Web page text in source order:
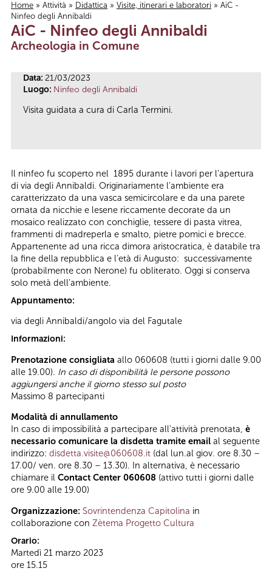
Tu sei qui
Home » Attività » Didattica » Visite, itinerari e laboratori » AiC -
Ninfeo degli Annibaldi
AiC - Ninfeo degli Annibaldi
Archeologia in Comune
Data: 21/03/2023
Luogo: Ninfeo degli Annibaldi
Visita guidata a cura di Carla Termini.
Il ninfeo fu scoperto nel 1895 durante i lavori per l'apertura
di via degli Annibaldi. Originariamente l’ambiente era
caratterizzato da una vasca semicircolare e da una parete
ornata da nicchie e lesene riccamente decorate da un
mosaico realizzato con conchiglie, tessere di pasta vitrea,
frammenti di madreperla e smalto, pietre pomici e brecce.
Appartenente ad una ricca dimora aristocratica, è databile tra
la fine della repubblica e l'età di Augusto: successivamente
(probabilmente con Nerone) fu obliterato. Oggi si conserva
solo metà dell’ambiente.
Appuntamento:
via degli Annibaldi/angolo via del Fagutale
Informazioni:
Prenotazione consigliata allo 060608 (tutti i giorni dalle 9.00
alle 19.00). In caso di disponibilità le persone possono
aggiungersi anche il giorno stesso sul posto
Massimo 8 partecipanti
Modalità di annullamento
In caso di impossibilità a partecipare all’attività prenotata, è
necessario comunicare la disdetta tramite email al seguente
indirizzo: disdetta.visite@060608.it (dal lun.al giov. ore 8.30 –
17.00/ ven. ore 8.30 – 13.30). In alternativa, è necessario
chiamare il Contact Center 060608 (attivo tutti i giorni dalle
ore 9.00 alle 19.00)
Organizzazione: Sovrintendenza Capitolina in
collaborazione con Zètema Progetto Cultura
Orario:
Martedì 21 marzo 2023
ore 15.15